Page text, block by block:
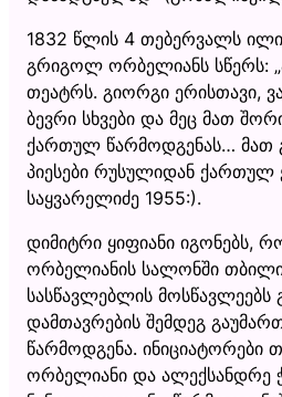
1832 წლის 4 თებერვალს
გრიგოლ ორბელიანს სწერს:
თეატრს. გიორგი ერისთავი,
ბევრი სხვები და მეც მათ
ქართულ წარმოდგენას… მათ
პიესები რუსულიდან ქართულ
საყვარელიძე 1955:).
დიმიტრი ყიფიანი იგონებს,
ორბელიანის სალონში
სასწავლებლის მოსწავლეებს
დამთავრების შემდეგ
წარმოდგენა. ინიციატორები
ორბელიანი და ალექსანდრე